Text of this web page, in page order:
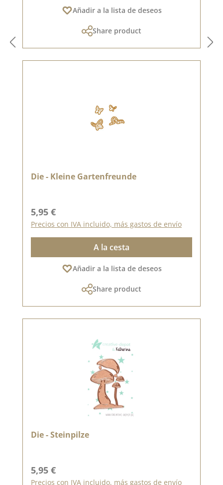
Añadir a la lista de deseos
Share product
Die - Kleine Gartenfreunde
Precio normal:
5,95 €
Precios con IVA incluido, más gastos de envío
A la cesta
Añadir a la lista de deseos
Share product
Die - Steinpilze
Precio normal:
5,95 €
Precios con IVA incluido, más gastos de envío